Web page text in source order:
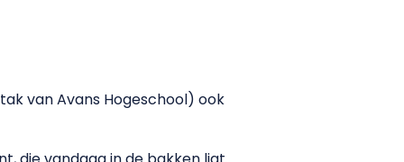
van Avans Hogeschool) ook